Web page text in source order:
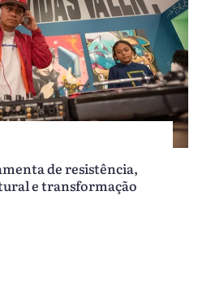
de resistência,
e transformação